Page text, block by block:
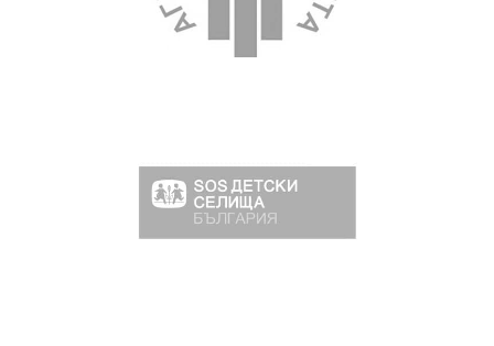
SOS Childrens’ Villages
Организационно консултиране при
процес на промяна